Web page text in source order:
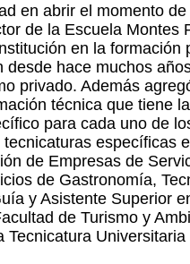
en abrir el momento
de la Escuela Montes
en la formación
desde hace muchos
privado. Además
técnica que tiene
para cada uno de
específicas
de Empresas de
de Gastronomía,
y Asistente Superior
de Turismo y
Tecnicatura